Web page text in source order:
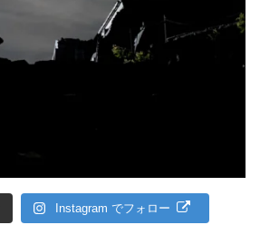
Instagram でフォロー